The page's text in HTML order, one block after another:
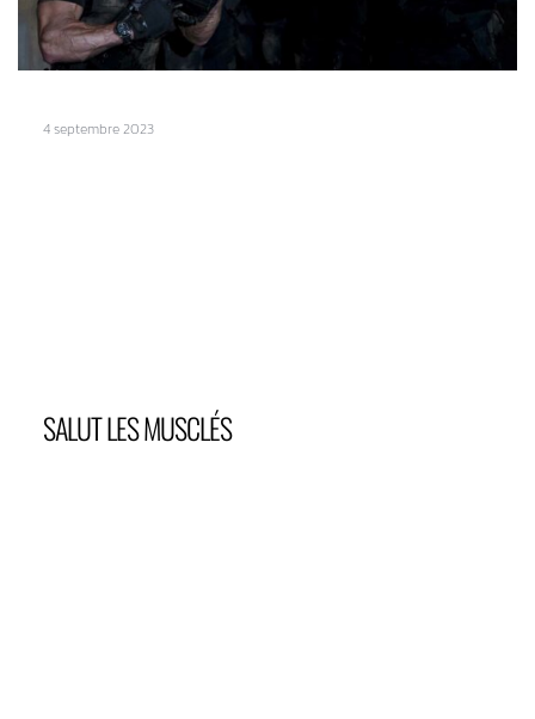
4 septembre 2023
SALUT LES MUSCLÉS